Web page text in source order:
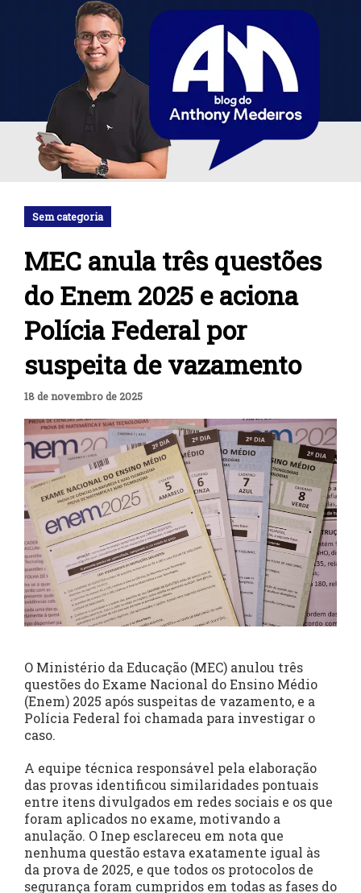
Sem categoria
MEC anula três questões
do Enem 2025 e aciona
Polícia Federal por
suspeita de vazamento
18 de novembro de 2025
O Ministério da Educação (MEC) anulou três
questões do Exame Nacional do Ensino Médio
(Enem) 2025 após suspeitas de vazamento, e a
Polícia Federal foi chamada para investigar o
caso.
A equipe técnica responsável pela elaboração
das provas identificou similaridades pontuais
entre itens divulgados em redes sociais e os que
foram aplicados no exame, motivando a
anulação. O Inep esclareceu em nota que
nenhuma questão estava exatamente igual às
da prova de 2025, e que todos os protocolos de
segurança foram cumpridos em todas as fases do